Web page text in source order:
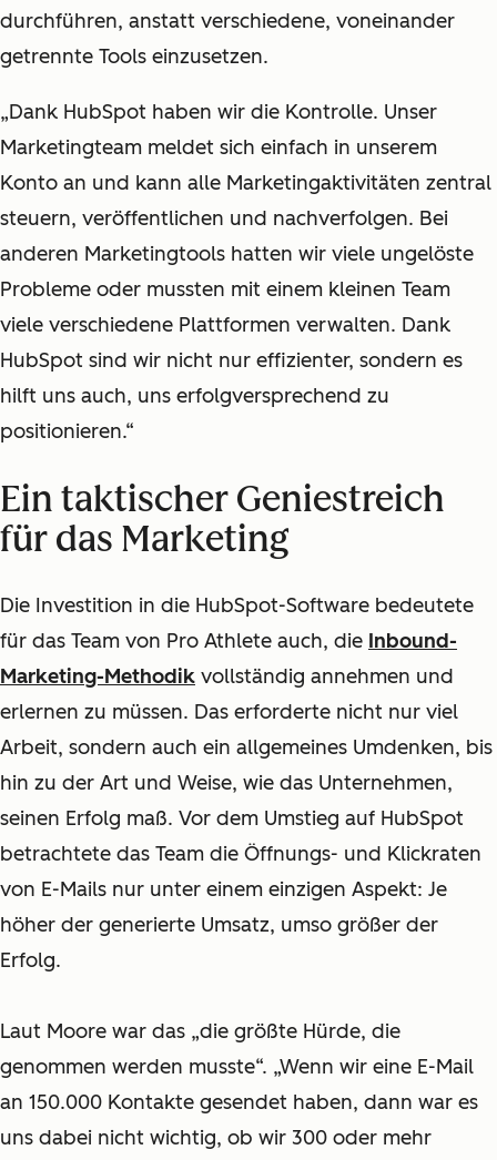
durchführen, anstatt verschiedene, voneinander
getrennte Tools einzusetzen.
„Dank HubSpot haben wir die Kontrolle. Unser
Marketingteam meldet sich einfach in unserem
Konto an und kann alle Marketingaktivitäten zentral
steuern, veröffentlichen und nachverfolgen. Bei
anderen Marketingtools hatten wir viele ungelöste
Probleme oder mussten mit einem kleinen Team
viele verschiedene Plattformen verwalten. Dank
HubSpot sind wir nicht nur effizienter, sondern es
hilft uns auch, uns erfolgversprechend zu
positionieren.“
Ein taktischer Geniestreich
für das Marketing
Die Investition in die HubSpot-Software bedeutete
für das Team von Pro Athlete auch, die Inbound-
Marketing-Methodik vollständig annehmen und
erlernen zu müssen. Das erforderte nicht nur viel
Arbeit, sondern auch ein allgemeines Umdenken, bis
hin zu der Art und Weise, wie das Unternehmen,
seinen Erfolg maß. Vor dem Umstieg auf HubSpot
betrachtete das Team die Öffnungs- und Klickraten
von E-Mails nur unter einem einzigen Aspekt: Je
höher der generierte Umsatz, umso größer der
Erfolg.
Laut Moore war das „die größte Hürde, die
genommen werden musste“. „Wenn wir eine E-Mail
an 150.000 Kontakte gesendet haben, dann war es
uns dabei nicht wichtig, ob wir 300 oder mehr